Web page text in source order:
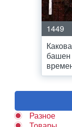
1449
Разное